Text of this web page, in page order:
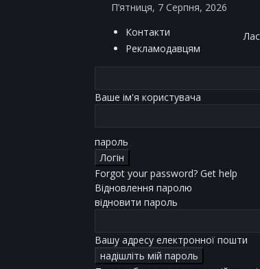
П’ятниця, 7 Серпня, 2026
Контакти
Рекламодавцям
Ваше ім'я користувача
пароль
Forgot your password? Get help
Відновлення паролю
відновити пароль
Вашу адресу електронної пошти